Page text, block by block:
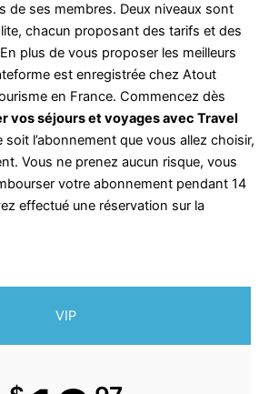
de ses membres. Deux niveaux sont
chacun proposant des tarifs et des
plus de vous proposer les meilleurs
est enregistrée chez Atout
en France. Commencez dès
vos séjours et voyages avec Travel
soit l’abonnement que vous allez choisir,
Vous ne prenez aucun risque, vous
votre abonnement pendant 14
effectué une réservation sur la
VIP